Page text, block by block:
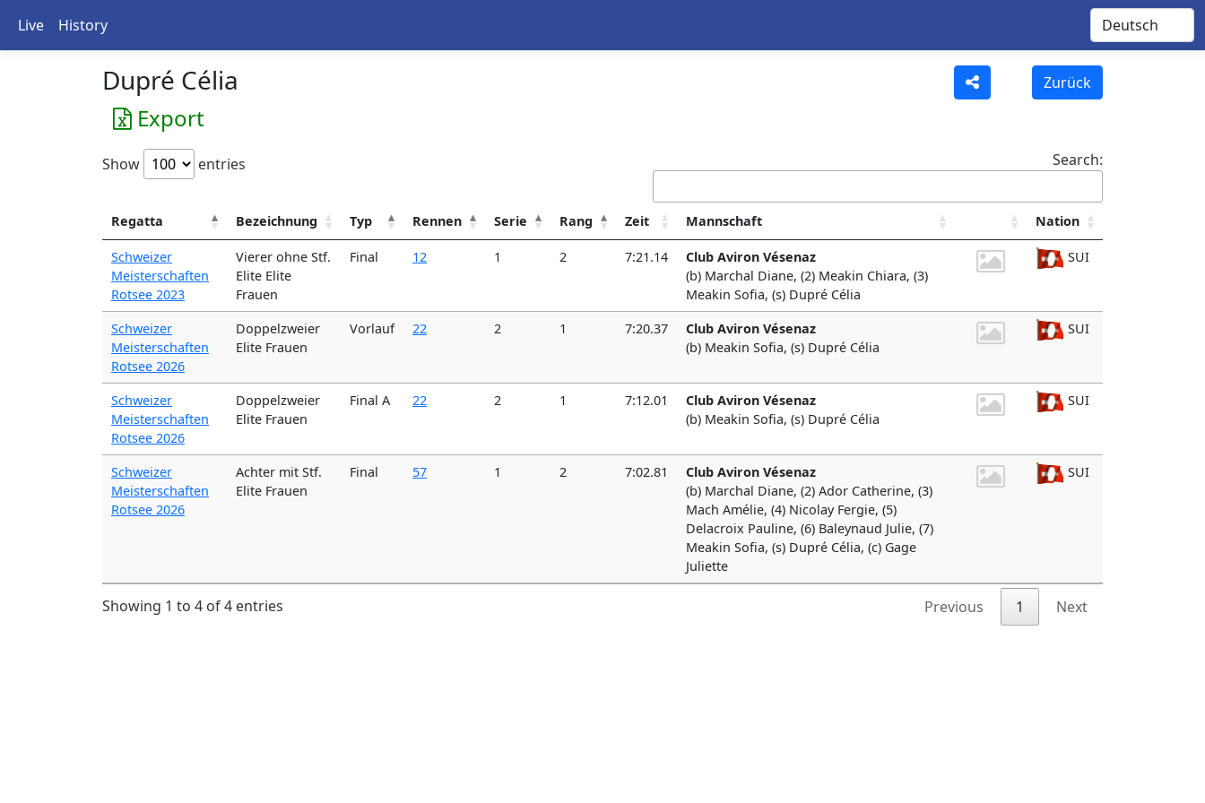
Live History
Dupré Célia
Export
Zurück
Show entries Search:
Regatta Bezeichnung Typ Rennen Serie Rang Zeit Mannschaft Nation
Schweizer
Meisterschaften
Rotsee 2023
Vierer ohne Stf.
Elite Elite
Frauen
Final 12 1 2 7:21.14
Club Aviron Vésenaz
(b) Marchal Diane, (2) Meakin Chiara, (3)
Meakin Sofia, (s) Dupré Célia
SUI
Schweizer
Meisterschaften
Rotsee 2026
Doppelzweier
Elite Frauen
Vorlauf 22 2 1 7:20.37
Club Aviron Vésenaz
(b) Meakin Sofia, (s) Dupré Célia
SUI
Schweizer
Meisterschaften
Rotsee 2026
Doppelzweier
Elite Frauen
Final A 22 2 1 7:12.01
Club Aviron Vésenaz
(b) Meakin Sofia, (s) Dupré Célia
SUI
Schweizer
Meisterschaften
Rotsee 2026
Achter mit Stf.
Elite Frauen
Final 57 1 2 7:02.81
Club Aviron Vésenaz
(b) Marchal Diane, (2) Ador Catherine, (3)
Mach Amélie, (4) Nicolay Fergie, (5)
Delacroix Pauline, (6) Baleynaud Julie, (7)
Meakin Sofia, (s) Dupré Célia, (c) Gage
Juliette
SUI
Showing 1 to 4 of 4 entries Previous 1 Next